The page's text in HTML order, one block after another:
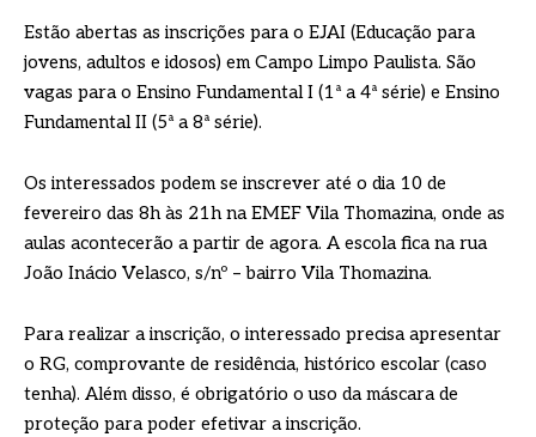
Estão abertas as inscrições para o EJAI (Educação para
jovens, adultos e idosos) em Campo Limpo Paulista. São
vagas para o Ensino Fundamental I (1ª a 4ª série) e Ensino
Fundamental II (5ª a 8ª série).
Os interessados podem se inscrever até o dia 10 de
fevereiro das 8h às 21h na EMEF Vila Thomazina, onde as
aulas acontecerão a partir de agora. A escola fica na rua
João Inácio Velasco, s/nº – bairro Vila Thomazina.
Para realizar a inscrição, o interessado precisa apresentar
o RG, comprovante de residência, histórico escolar (caso
tenha). Além disso, é obrigatório o uso da máscara de
proteção para poder efetivar a inscrição.